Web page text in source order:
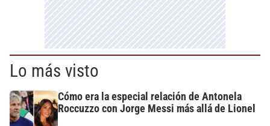
Lo más visto
Cómo era la especial relación de Antonela
Roccuzzo con Jorge Messi más allá de Lionel